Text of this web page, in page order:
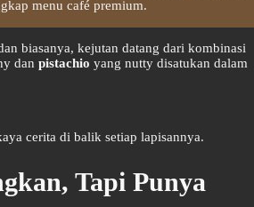
menu café premium.
biasanya, kejutan datang dari kombinasi
dan pistachio yang nutty disatukan dalam
cerita di balik setiap lapisannya.
Tapi Punya